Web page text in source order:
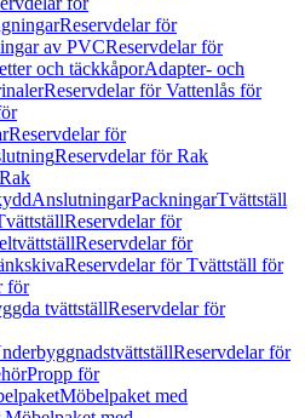
Reservdelar för
av PVCReservdelar för
och täckkåporAdapter- och
Reservdelar för Vattenlås för
Reservdelar för
Reservdelar för Rak
Rak
AnslutningarPackningarTvättställ
Reservdelar för
Reservdelar för
Reservdelar för Tvättställ för
för
tvättställReservdelar för
Reservdelar för
Propp för
Möbelpaket med